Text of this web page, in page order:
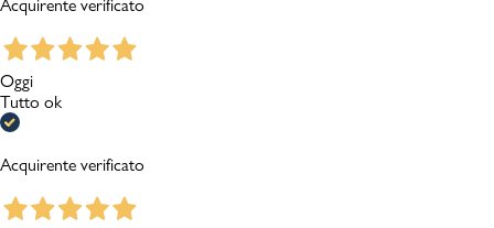
Acquirente verificato
Oggi
Tutto ok
Acquirente verificato